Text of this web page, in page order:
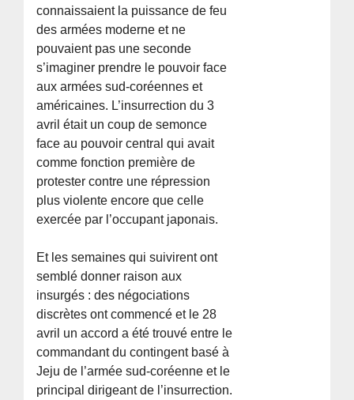
connaissaient la puissance de feu
des armées moderne et ne
pouvaient pas une seconde
s’imaginer prendre le pouvoir face
aux armées sud-coréennes et
américaines. L’insurrection du 3
avril était un coup de semonce
face au pouvoir central qui avait
comme fonction première de
protester contre une répression
plus violente encore que celle
exercée par l’occupant japonais.
Et les semaines qui suivirent ont
semblé donner raison aux
insurgés : des négociations
discrètes ont commencé et le 28
avril un accord a été trouvé entre le
commandant du contingent basé à
Jeju de l’armée sud-coréenne et le
principal dirigeant de l’insurrection.